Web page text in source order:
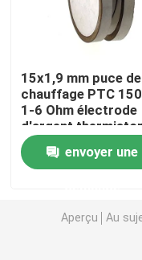
Thermistance de
Thermistors NTC
Thermistance de
Le thermistore
15x1,9 mm puce de
chauffage PTC
1-6 Ohm électrode
d'argent thermistor
envoyer une
Aperçu Au